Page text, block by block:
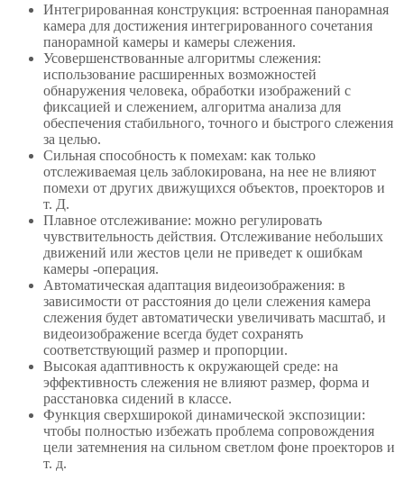
Интегрированная конструкция: встроенная панорамная
камера для достижения интегрированного сочетания
панорамной камеры и камеры слежения.
Усовершенствованные алгоритмы слежения:
использование расширенных возможностей
обнаружения человека, обработки изображений с
фиксацией и слежением, алгоритма анализа для
обеспечения стабильного, точного и быстрого слежения
за целью.
Сильная способность к помехам: как только
отслеживаемая цель заблокирована, на нее не влияют
помехи от других движущихся объектов, проекторов и
т. Д.
Плавное отслеживание: можно регулировать
чувствительность действия. Отслеживание небольших
движений или жестов цели не приведет к ошибкам
камеры -операция.
Автоматическая адаптация видеоизображения: в
зависимости от расстояния до цели слежения камера
слежения будет автоматически увеличивать масштаб, и
видеоизображение всегда будет сохранять
соответствующий размер и пропорции.
Высокая адаптивность к окружающей среде: на
эффективность слежения не влияют размер, форма и
расстановка сидений в классе.
Функция сверхширокой динамической экспозиции:
чтобы полностью избежать проблема сопровождения
цели затемнения на сильном светлом фоне проекторов и
т. д.